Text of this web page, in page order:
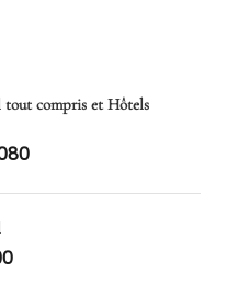
compris et Hôtels